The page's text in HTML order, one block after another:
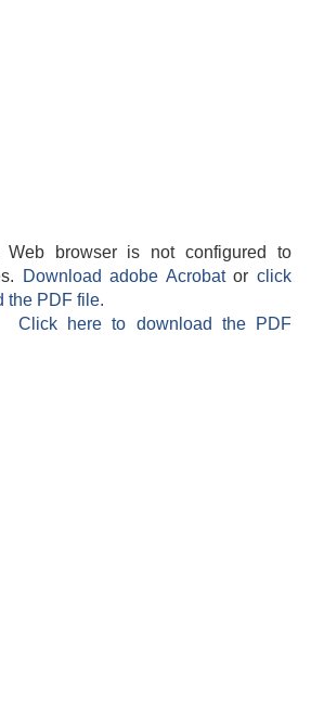
Web browser is not configured to
Download adobe Acrobatorclick
the PDF file.
Click here to download the PDF